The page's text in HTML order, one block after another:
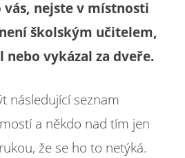
nejste v místnosti
školským učitelem,
nebo vykázal za dveře.
následující seznam
a někdo nad tím jen
že se ho to netýká.